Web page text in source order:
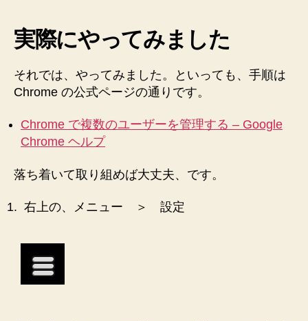
実際にやってみました
それでは、やってみました。といっても、手順は
Chrome の公式ページの通りです。
Chrome で複数のユーザーを管理する – Google
Chrome ヘルプ
落ち着いて取り組めば大丈夫、です。
右上の、メニュー ＞ 設定